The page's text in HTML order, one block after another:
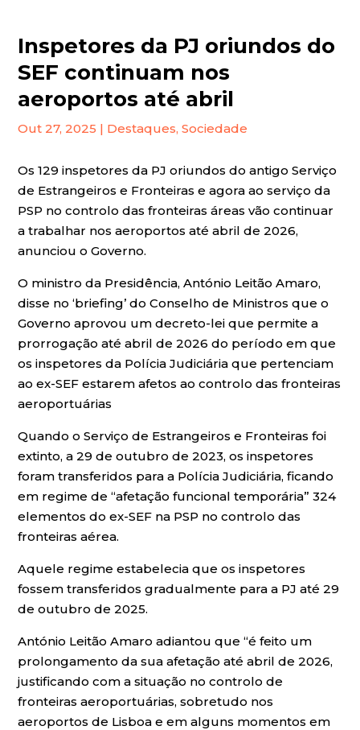
Inspetores da PJ oriundos do
SEF continuam nos
aeroportos até abril
Out 27, 2025 | Destaques,Sociedade
Os 129 inspetores da PJ oriundos do antigo Serviço
de Estrangeiros e Fronteiras e agora ao serviço da
PSP no controlo das fronteiras áreas vão continuar
a trabalhar nos aeroportos até abril de 2026,
anunciou o Governo.
O ministro da Presidência, António Leitão Amaro,
disse no ‘briefing’ do Conselho de Ministros que o
Governo aprovou um decreto-lei que permite a
prorrogação até abril de 2026 do período em que
os inspetores da Polícia Judiciária que pertenciam
ao ex-SEF estarem afetos ao controlo das fronteiras
aeroportuárias
Quando o Serviço de Estrangeiros e Fronteiras foi
extinto, a 29 de outubro de 2023, os inspetores
foram transferidos para a Polícia Judiciária, ficando
em regime de “afetação funcional temporária” 324
elementos do ex-SEF na PSP no controlo das
fronteiras aérea.
Aquele regime estabelecia que os inspetores
fossem transferidos gradualmente para a PJ até 29
de outubro de 2025.
António Leitão Amaro adiantou que “é feito um
prolongamento da sua afetação até abril de 2026,
justificando com a situação no controlo de
fronteiras aeroportuárias, sobretudo nos
aeroportos de Lisboa e em alguns momentos em